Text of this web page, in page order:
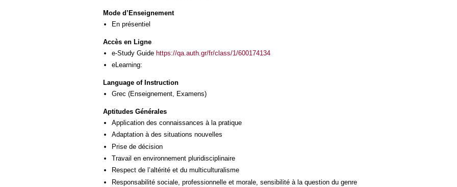
Mode d’Enseignement
En présentiel
Accès en Ligne
e-Study Guide https://qa.auth.gr/fr/class/1/600174134
eLearning:
Language of Instruction
Grec (Enseignement, Examens)
Aptitudes Générales
Application des connaissances à la pratique
Adaptation à des situations nouvelles
Prise de décision
Travail en environnement pluridisciplinaire
Respect de l’altérité et du multiculturalisme
Responsabilité sociale, professionnelle et morale, sensibilité à la question du genre